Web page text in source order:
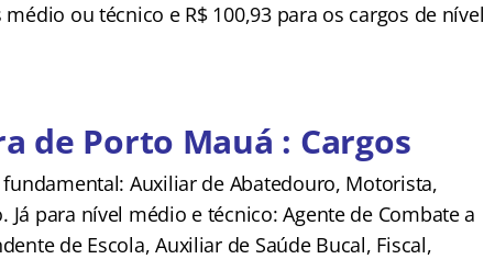
ou técnico e R$ 100,93 para os cargos de nível
de Porto Mauá : Cargos
Auxiliar de Abatedouro, Motorista,
para nível médio e técnico: Agente de Combate a
de Escola, Auxiliar de Saúde Bucal, Fiscal,